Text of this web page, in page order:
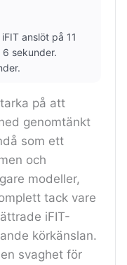
anslöt på 11
sekunder.
på att
genomtänkt
som ett
och
modeller,
tack vare
iFIT-
körkänslan.
svaghet för